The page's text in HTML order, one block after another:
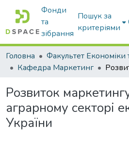
Фонди
та
зібрання
Пошук за
критеріями
Головна
Кафедра Маркетинг
Розвиток
аграрному секторі
України